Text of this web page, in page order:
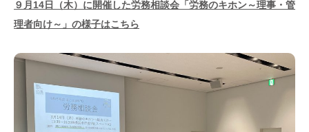
９月14日（木）に開催した労務相談会「労務のキホン～理事・管
理者向け～」の様子はこちら